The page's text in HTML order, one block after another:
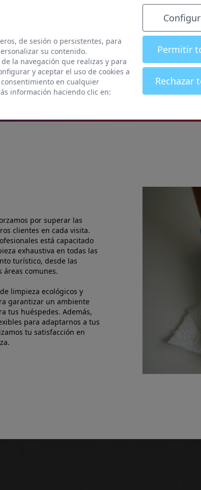
de sesión o persistentes, para
su contenido.
la navegación que realizas y para
y aceptar el uso de cookies a
en cualquier
información haciendo clic en:
Permitir
Rechazar
aclararemos todas
por superar las
clientes en cada visita.
está capacitado
exhaustiva en todas las
turístico, desde las
áreas comunes.
limpieza ecológicos y
garantizar un ambiente
tus huéspedes. Además,
para adaptarnos a tus
tu satisfacción en